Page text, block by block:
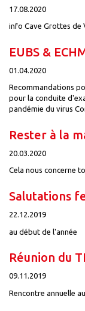
17.08.2020
info Cave Grottes de
EUBS &
01.04.2020
Recommandations
pour la conduite
pandémie du virus
Rester à la
20.03.2020
Cela nous concerne
Salutations
22.12.2019
au début de l'année
Réunion du
09.11.2019
Rencontre annuelle